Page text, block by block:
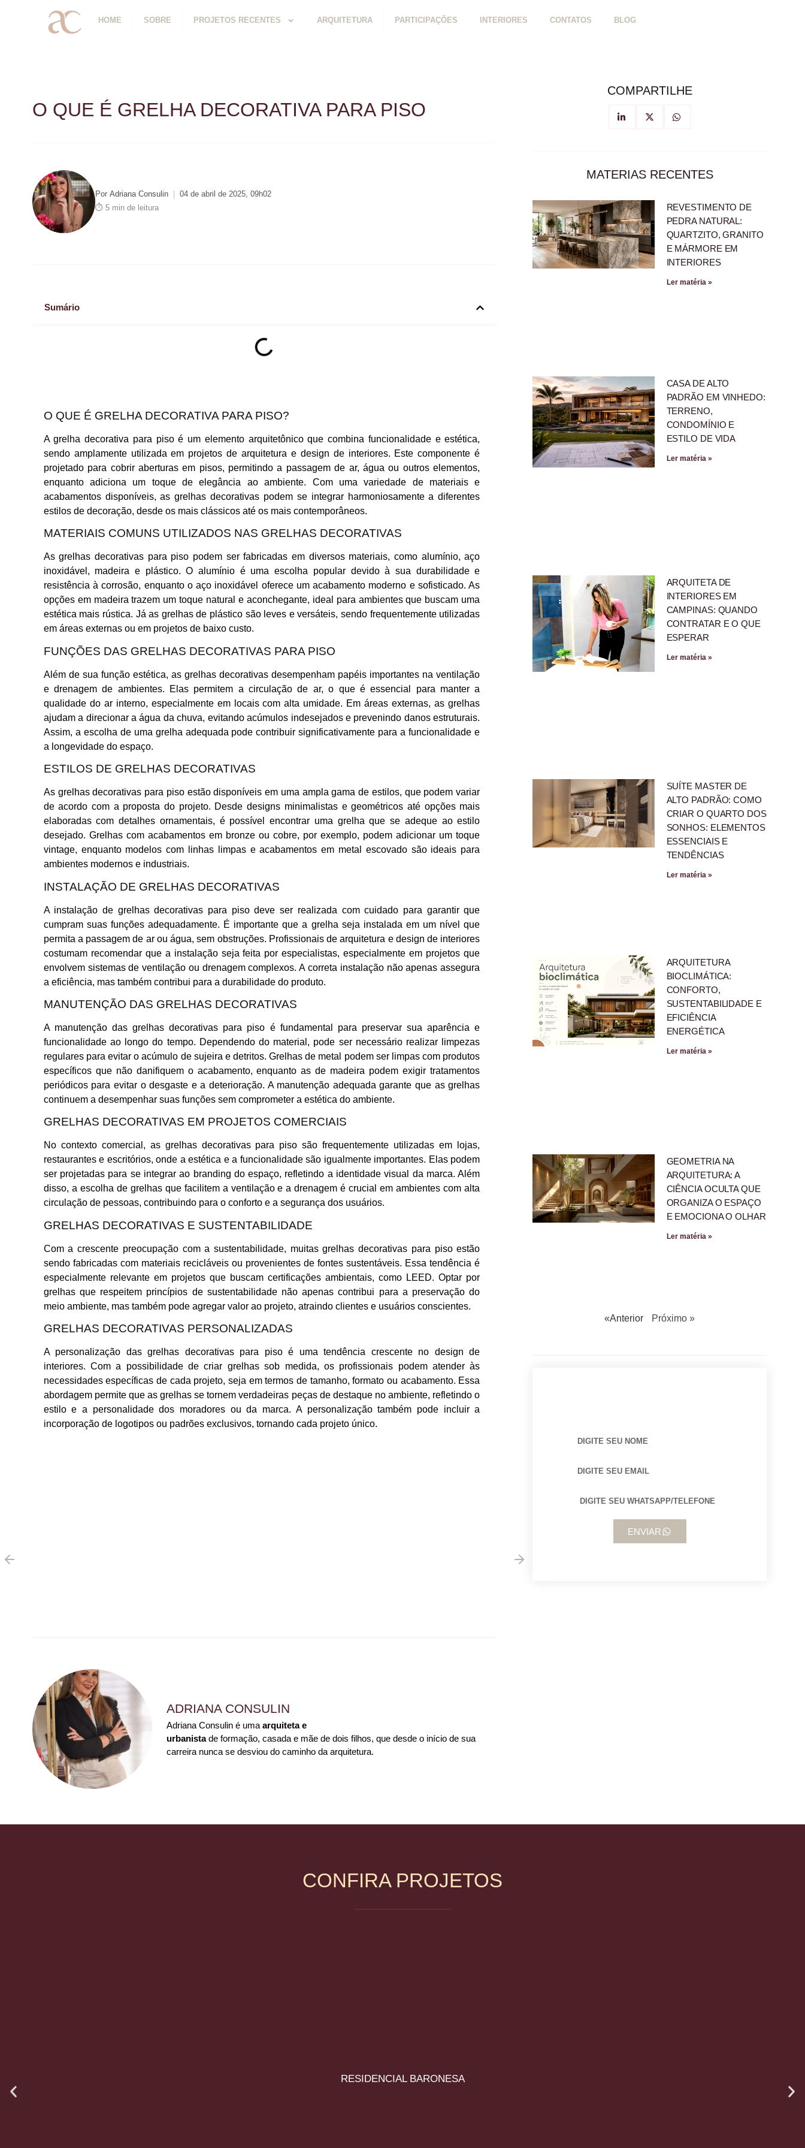
HOME SOBRE PROJETOS RECENTES ARQUITETURA PARTICIPAÇÕES INTERIORES CONTATOS BLOG
O QUE É GRELHA DECORATIVA PARA PISO
PorAdriana Consulin
04 de abril de 2025, 09h02
⏱ 5 min de leitura
Sumário
O QUE É GRELHA DECORATIVA PARA PISO?
A grelha decorativa para piso é um elemento arquitetônico que combina funcionalidade e estética,
sendo amplamente utilizada em projetos de arquitetura e design de interiores. Este componente é
projetado para cobrir aberturas em pisos, permitindo a passagem de ar, água ou outros elementos,
enquanto adiciona um toque de elegância ao ambiente. Com uma variedade de materiais e
acabamentos disponíveis, as grelhas decorativas podem se integrar harmoniosamente a diferentes
estilos de decoração, desde os mais clássicos até os mais contemporâneos.
MATERIAIS COMUNS UTILIZADOS NAS GRELHAS DECORATIVAS
As grelhas decorativas para piso podem ser fabricadas em diversos materiais, como alumínio, aço
inoxidável, madeira e plástico. O alumínio é uma escolha popular devido à sua durabilidade e
resistência à corrosão, enquanto o aço inoxidável oferece um acabamento moderno e sofisticado. As
opções em madeira trazem um toque natural e aconchegante, ideal para ambientes que buscam uma
estética mais rústica. Já as grelhas de plástico são leves e versáteis, sendo frequentemente utilizadas
em áreas externas ou em projetos de baixo custo.
FUNÇÕES DAS GRELHAS DECORATIVAS PARA PISO
Além de sua função estética, as grelhas decorativas desempenham papéis importantes na ventilação
e drenagem de ambientes. Elas permitem a circulação de ar, o que é essencial para manter a
qualidade do ar interno, especialmente em locais com alta umidade. Em áreas externas, as grelhas
ajudam a direcionar a água da chuva, evitando acúmulos indesejados e prevenindo danos estruturais.
Assim, a escolha de uma grelha adequada pode contribuir significativamente para a funcionalidade e
a longevidade do espaço.
ESTILOS DE GRELHAS DECORATIVAS
As grelhas decorativas para piso estão disponíveis em uma ampla gama de estilos, que podem variar
de acordo com a proposta do projeto. Desde designs minimalistas e geométricos até opções mais
elaboradas com detalhes ornamentais, é possível encontrar uma grelha que se adeque ao estilo
desejado. Grelhas com acabamentos em bronze ou cobre, por exemplo, podem adicionar um toque
vintage, enquanto modelos com linhas limpas e acabamentos em metal escovado são ideais para
ambientes modernos e industriais.
INSTALAÇÃO DE GRELHAS DECORATIVAS
A instalação de grelhas decorativas para piso deve ser realizada com cuidado para garantir que
cumpram suas funções adequadamente. É importante que a grelha seja instalada em um nível que
permita a passagem de ar ou água, sem obstruções. Profissionais de arquitetura e design de interiores
costumam recomendar que a instalação seja feita por especialistas, especialmente em projetos que
envolvem sistemas de ventilação ou drenagem complexos. A correta instalação não apenas assegura
a eficiência, mas também contribui para a durabilidade do produto.
MANUTENÇÃO DAS GRELHAS DECORATIVAS
A manutenção das grelhas decorativas para piso é fundamental para preservar sua aparência e
funcionalidade ao longo do tempo. Dependendo do material, pode ser necessário realizar limpezas
regulares para evitar o acúmulo de sujeira e detritos. Grelhas de metal podem ser limpas com produtos
específicos que não danifiquem o acabamento, enquanto as de madeira podem exigir tratamentos
periódicos para evitar o desgaste e a deterioração. A manutenção adequada garante que as grelhas
continuem a desempenhar suas funções sem comprometer a estética do ambiente.
GRELHAS DECORATIVAS EM PROJETOS COMERCIAIS
No contexto comercial, as grelhas decorativas para piso são frequentemente utilizadas em lojas,
restaurantes e escritórios, onde a estética e a funcionalidade são igualmente importantes. Elas podem
ser projetadas para se integrar ao branding do espaço, refletindo a identidade visual da marca. Além
disso, a escolha de grelhas que facilitem a ventilação e a drenagem é crucial em ambientes com alta
circulação de pessoas, contribuindo para o conforto e a segurança dos usuários.
GRELHAS DECORATIVAS E SUSTENTABILIDADE
Com a crescente preocupação com a sustentabilidade, muitas grelhas decorativas para piso estão
sendo fabricadas com materiais recicláveis ou provenientes de fontes sustentáveis. Essa tendência é
especialmente relevante em projetos que buscam certificações ambientais, como LEED. Optar por
grelhas que respeitem princípios de sustentabilidade não apenas contribui para a preservação do
meio ambiente, mas também pode agregar valor ao projeto, atraindo clientes e usuários conscientes.
GRELHAS DECORATIVAS PERSONALIZADAS
A personalização das grelhas decorativas para piso é uma tendência crescente no design de
interiores. Com a possibilidade de criar grelhas sob medida, os profissionais podem atender às
necessidades específicas de cada projeto, seja em termos de tamanho, formato ou acabamento. Essa
abordagem permite que as grelhas se tornem verdadeiras peças de destaque no ambiente, refletindo o
estilo e a personalidade dos moradores ou da marca. A personalização também pode incluir a
incorporação de logotipos ou padrões exclusivos, tornando cada projeto único.
ADRIANA CONSULIN
Adriana Consulin é umaarquiteta e
urbanistade formação, casada e mãe de dois filhos, que desde o início de sua
carreira nunca se desviou do caminho da arquitetura.
COMPARTILHE
MATERIAS RECENTES
REVESTIMENTO DE
PEDRA NATURAL:
QUARTZITO, GRANITO
E MÁRMORE EM
INTERIORES
Ler matéria »
CASA DE ALTO
PADRÃO EM VINHEDO:
TERRENO,
CONDOMÍNIO E
ESTILO DE VIDA
Ler matéria »
ARQUITETA DE
INTERIORES EM
CAMPINAS: QUANDO
CONTRATAR E O QUE
ESPERAR
Ler matéria »
SUÍTE MASTER DE
ALTO PADRÃO: COMO
CRIAR O QUARTO DOS
SONHOS: ELEMENTOS
ESSENCIAIS E
TENDÊNCIAS
Ler matéria »
ARQUITETURA
BIOCLIMÁTICA:
CONFORTO,
SUSTENTABILIDADE E
EFICIÊNCIA
ENERGÉTICA
Ler matéria »
GEOMETRIA NA
ARQUITETURA: A
CIÊNCIA OCULTA QUE
ORGANIZA O ESPAÇO
E EMOCIONA O OLHAR
Ler matéria »
«Anterior Próximo »
ENVIAR
CONFIRA PROJETOS
RESIDENCIAL BARONESA